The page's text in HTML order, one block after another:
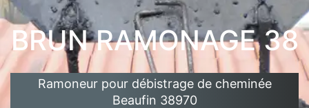
BRUN RAMONAGE 38
Ramoneur pour débistrage de cheminée
Beaufin 38970